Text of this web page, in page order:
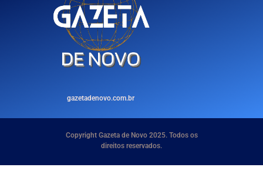
gazetadenovo.com.br
Copyright Gazeta de Novo 2025. Todos os
direitos reservados.